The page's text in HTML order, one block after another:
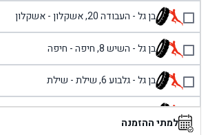
בן גל - העבודה 20, אשקלון - אשקלון
בן גל - השיש 8, חיפה - חיפה
בן גל - גלבוע 6, שילת - שילת
בן גל - פוריידיס, כניסה צפונית מול כביש 4 - פרדיס
למתי ההזמנה